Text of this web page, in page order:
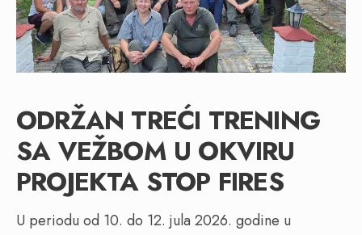
ODRŽAN TREĆI TRENING
SA VEŽBOM U OKVIRU
PROJEKTA STOP FIRES
U periodu od 10. do 12. jula 2026. godine u